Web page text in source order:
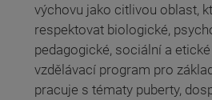
výchovu jako citlivou oblast,
respektovat biologické,
pedagogické, sociální a
vzdělávací program pro
pracuje s tématy puberty,